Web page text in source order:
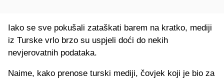
Iako se sve pokušali zataškati barem na kratko, mediji
iz Turske vrlo brzo su uspjeli doći do nekih
nevjerovatnih podataka.
Naime, kako prenose turski mediji, čovjek koji je bio za